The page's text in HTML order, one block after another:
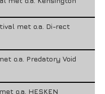
met o.a. Di-rect
o.a. Predatory Void
o.a. HESKEN